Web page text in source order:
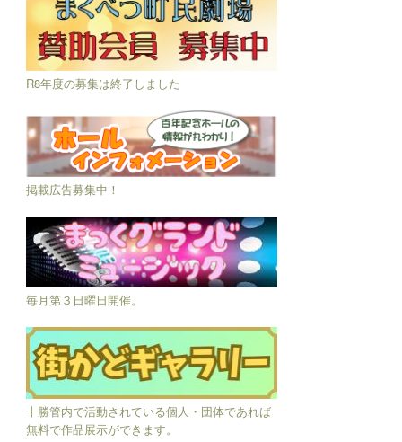
R8年度の募集は終了しました
掲載広告募集中！
毎月第３日曜日開催。
十勝管内で活動されている個人・団体であれば
無料で作品展示ができます。